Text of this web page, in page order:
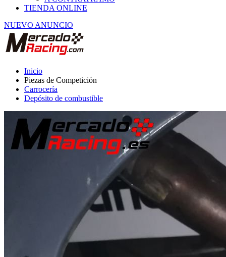
NUEVO ANUNCIO
Piezas de Competición
Carrocería
Depósito de combustible